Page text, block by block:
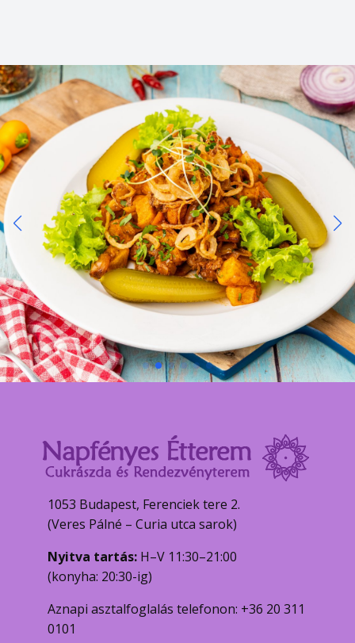
1053 Budapest, Ferenciek tere 2.
(Veres Pálné – Curia utca sarok)
Nyitva tartás: H–V 11:30–21:00
(konyha: 20:30-ig)
Aznapi asztalfoglalás telefonon: +36 20 311
0101